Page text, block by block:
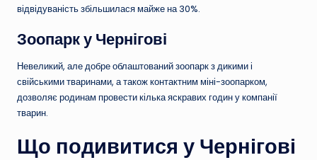
відвідуваність збільшилася майже на 30%.
Зоопарк у Чернігові
Невеликий, але добре облаштований зоопарк з дикими і
свійськими тваринами, а також контактним міні-зоопарком,
дозволяє родинам провести кілька яскравих годин у компанії
тварин.
Що подивитися у Чернігові